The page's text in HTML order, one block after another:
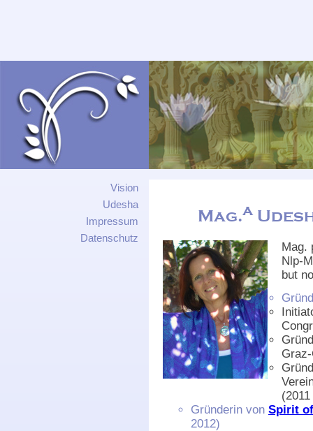
Vision
Udesha
Impressum
Datenschutz
Mag.a
Mag.
Nlp-
but
Gründerin von Spirit
2012)